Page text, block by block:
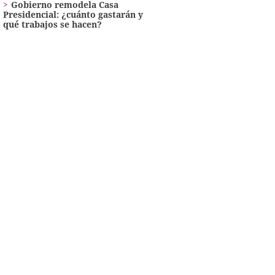
Gobierno remodela Casa
Presidencial: ¿cuánto gastarán y
qué trabajos se hacen?